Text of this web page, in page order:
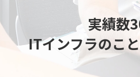
実績数
ITインフラのこ